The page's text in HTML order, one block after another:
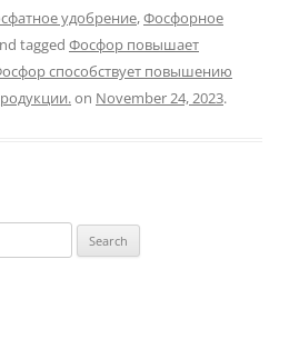
удобрение,Фосфорное
tagged Фосфор повышает
способствует повышению
on November 24, 2023.